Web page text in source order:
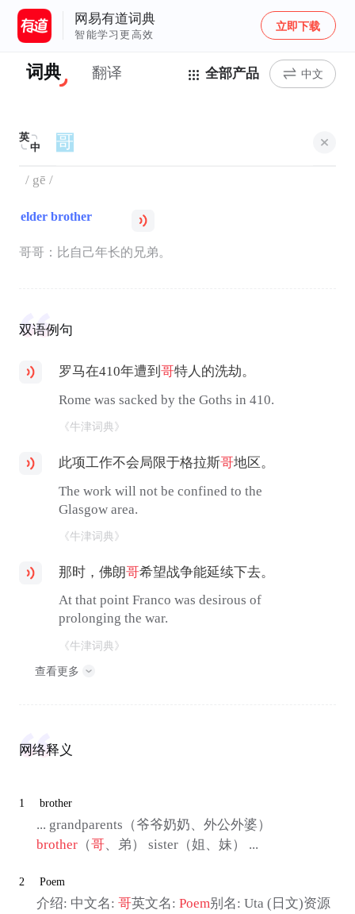
网易有道词典
智能学习更高效
立即下载
词典 翻译 全部产品 中文
英
中
/ gē /
elder brother
哥哥：比自己年长的兄弟。
双语例句
罗马在410年遭到哥特人的洗劫。
Rome was sacked by the Goths in 410.
《牛津词典》
此项工作不会局限于格拉斯哥地区。
The work will not be confined to the
Glasgow area.
《牛津词典》
那时，佛朗哥希望战争能延续下去。
At that point Franco was desirous of
prolonging the war.
《牛津词典》
查看更多
网络释义
1 brother
... grandparents（爷爷奶奶、外公外婆）
brother（哥、弟） sister（姐、妹） ...
2 Poem
介绍: 中文名: 哥英文名: Poem别名: Uta (日文)资源